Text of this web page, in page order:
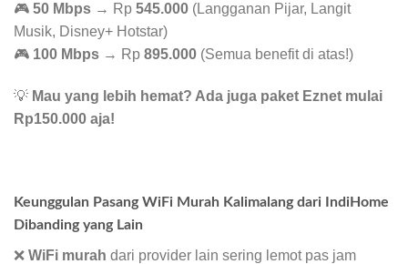
🎮 50 Mbps → Rp 545.000 (Langganan Pijar, Langit
Musik, Disney+ Hotstar)
🎮 100 Mbps → Rp 895.000 (Semua benefit di atas!)
💡 Mau yang lebih hemat? Ada juga paket Eznet mulai
Rp150.000 aja!
Keunggulan Pasang WiFi Murah Kalimalang dari IndiHome
Dibanding yang Lain
❌ WiFi murah dari provider lain sering lemot pas jam